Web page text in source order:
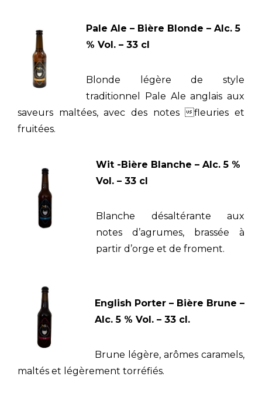
Pale Ale – Bière Blonde – Alc. 5
% Vol. – 33 cl
Blonde légère de style
traditionnel Pale Ale anglais aux
saveurs maltées, avec des notes fleuries et
fruitées.
Wit -Bière Blanche – Alc. 5 %
Vol. – 33 cl
Blanche désaltérante aux
notes d’agrumes, brassée à
partir d’orge et de froment.
English Porter – Bière Brune –
Alc. 5 % Vol. – 33 cl.
Brune légère, arômes caramels,
maltés et légèrement torréfiés.